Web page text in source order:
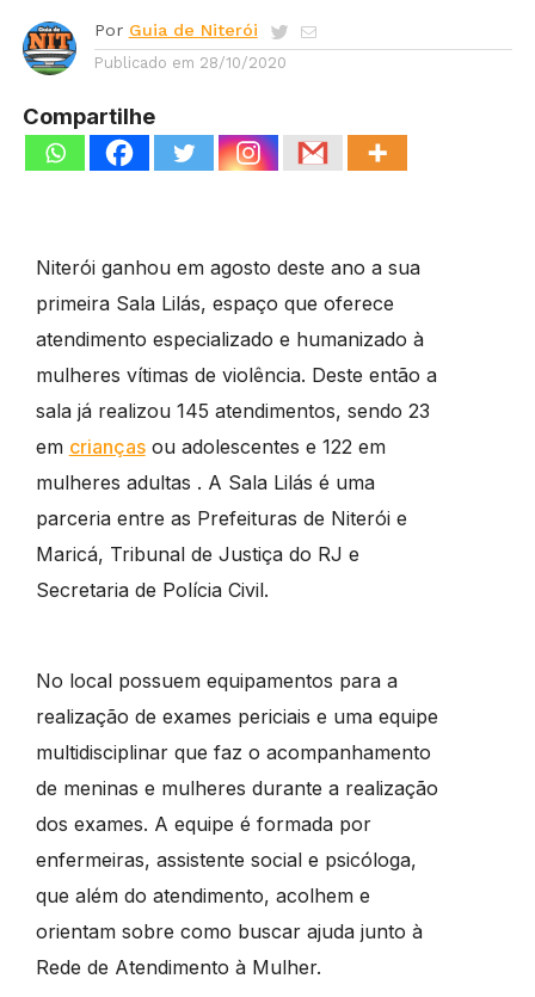
Por Guia de Niterói
Publicado em 28/10/2020
Compartilhe
Niterói ganhou em agosto deste ano a sua
primeira Sala Lilás, espaço que oferece
atendimento especializado e humanizado à
mulheres vítimas de violência. Deste então a
sala já realizou 145 atendimentos, sendo 23
em criançasou adolescentes e 122 em
mulheres adultas . A Sala Lilás é uma
parceria entre as Prefeituras de Niterói e
Maricá, Tribunal de Justiça do RJ e
Secretaria de Polícia Civil.
No local possuem equipamentos para a
realização de exames periciais e uma equipe
multidisciplinar que faz o acompanhamento
de meninas e mulheres durante a realização
dos exames. A equipe é formada por
enfermeiras, assistente social e psicóloga,
que além do atendimento, acolhem e
orientam sobre como buscar ajuda junto à
Rede de Atendimento à Mulher.